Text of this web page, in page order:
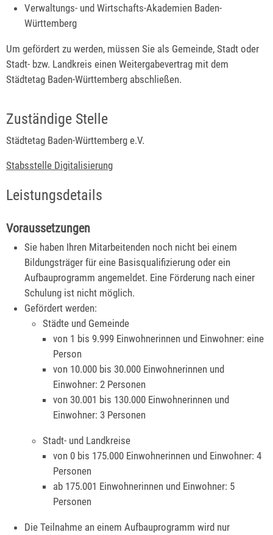
Verwaltungs- und Wirtschafts-Akademien Baden-
Württemberg
Um gefördert zu werden, müssen Sie als Gemeinde, Stadt oder
Stadt- bzw. Landkreis einen Weitergabevertrag mit dem
Städtetag Baden-Württemberg abschließen.
Zuständige Stelle
Städtetag Baden-Württemberg e.V.
Stabsstelle Digitalisierung
Leistungsdetails
Voraussetzungen
Sie haben Ihren Mitarbeitenden noch nicht bei einem
Bildungsträger für eine Basisqualifizierung oder ein
Aufbauprogramm angemeldet. Eine Förderung nach einer
Schulung ist nicht möglich.
Gefördert werden:
Städte und Gemeinde
von 1 bis 9.999 Einwohnerinnen und Einwohner: eine
Person
von 10.000 bis 30.000 Einwohnerinnen und
Einwohner: 2 Personen
von 30.001 bis 130.000 Einwohnerinnen und
Einwohner: 3 Personen
Stadt- und Landkreise
von 0 bis 175.000 Einwohnerinnen und Einwohner: 4
Personen
ab 175.001 Einwohnerinnen und Einwohner: 5
Personen
Die Teilnahme an einem Aufbauprogramm wird nur